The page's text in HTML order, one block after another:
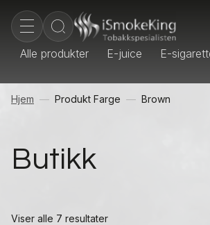
Alle produkter E-juice E-
Hjem Produkt Farge Brown
Butikk
Viser alle 7 resultater